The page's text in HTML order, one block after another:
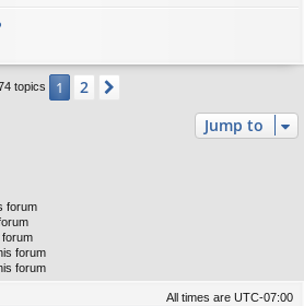
topics 1 2
Jump to
forum
forum
forum
All times are UTC-07:00